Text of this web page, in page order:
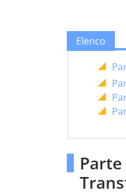
Elenco